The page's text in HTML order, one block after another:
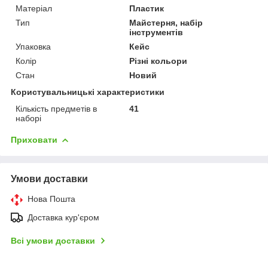
Матеріал
Пластик
Тип
Майстерня, набір
інструментів
Упаковка
Кейс
Колір
Різні кольори
Стан
Новий
Користувальницькі характеристики
Кількість предметів в
наборі
41
Приховати
Умови доставки
Нова Пошта
Доставка кур'єром
Всі умови доставки